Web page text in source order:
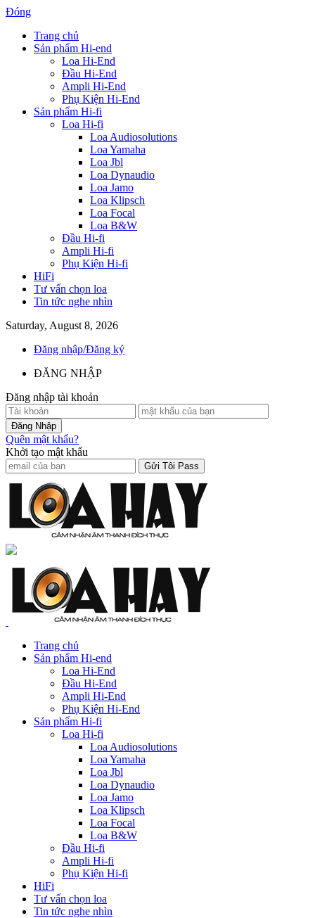
Đóng
Trang chủ
Sản phẩm Hi-end
Loa Hi-End
Đầu Hi-End
Ampli Hi-End
Phụ Kiện Hi-End
Sản phẩm Hi-fi
Loa Hi-fi
Loa Audiosolutions
Loa Yamaha
Loa Jbl
Loa Dynaudio
Loa Jamo
Loa Klipsch
Loa Focal
Loa B&W
Đầu Hi-fi
Ampli Hi-fi
Phụ Kiện Hi-fi
HiFi
Tư vấn chọn loa
Tin tức nghe nhìn
Saturday, August 8, 2026
Đăng nhập/Đăng ký
ĐĂNG NHẬP
Đăng nhập tài khoản
Quên mật khẩu?
Khởi tạo mật khẩu
Trang chủ
Sản phẩm Hi-end
Loa Hi-End
Đầu Hi-End
Ampli Hi-End
Phụ Kiện Hi-End
Sản phẩm Hi-fi
Loa Hi-fi
Loa Audiosolutions
Loa Yamaha
Loa Jbl
Loa Dynaudio
Loa Jamo
Loa Klipsch
Loa Focal
Loa B&W
Đầu Hi-fi
Ampli Hi-fi
Phụ Kiện Hi-fi
HiFi
Tư vấn chọn loa
Tin tức nghe nhìn